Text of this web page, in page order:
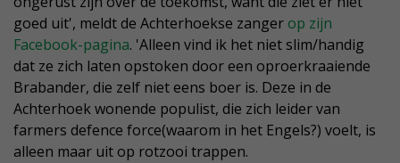
goed uit', meldt de Achterhoekse zangerop zijn
Facebook-pagina. 'Alleen vind ik het niet slim/handig
dat ze zich laten opstoken door een oproerkraaiende
Brabander, die zelf niet eens boer is. Deze in de
Achterhoek wonende populist, die zich leider van
farmers defence force(waarom in het Engels?) voelt, is
alleen maar uit op rotzooi trappen.